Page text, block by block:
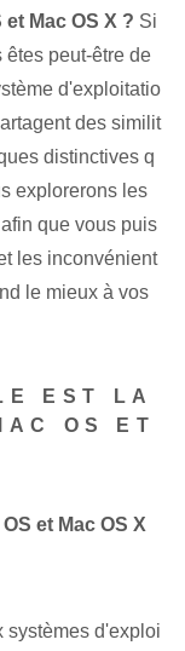
Mac OS X ? Si
êtes peut-être de
d'exploitatio
des similit
distinctives q
explorerons les
que vous puis
les inconvénient
le mieux à vos
EST LA
OS ET
et Mac OS X
systèmes d'exploi